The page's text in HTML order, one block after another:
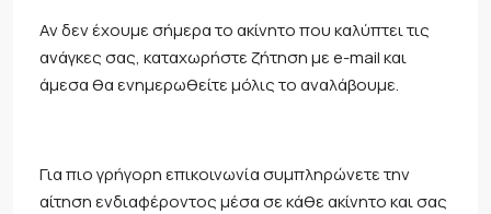
Αν δεν έχουμε σήμερα το ακίνητο που καλύπτει τις
ανάγκες σας, καταχωρήστε ζήτηση με e-mail και
άμεσα θα ενημερωθείτε μόλις το αναλάβουμε.
Για πιο γρήγορη επικοινωνία συμπληρώνετε την
αίτηση ενδιαφέροντος μέσα σε κάθε ακίνητο και σας